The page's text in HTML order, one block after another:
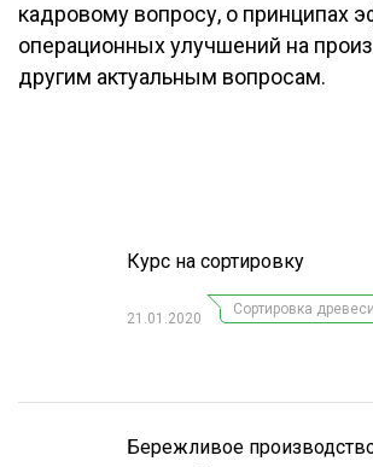
ЛЕСОВОССТАНОВЛЕНИЕ И ЗАЩИТА
ЛОГИСТИКА
ДЕРЕВЯННОЕ ДОМОСТРОЕНИЕ
СОРТИРОВКА ДРЕВЕСИНЫ
СУШКА ДРЕВЕСИНЫ
ТЕМАТИЧЕСКИЕ ПРОЕКТЫ
кадровому вопросу, о принципах
операционных улучшений на
другим актуальным вопросам.
Курс на сортировку
21.01.2020
Сортировка
Бережливое